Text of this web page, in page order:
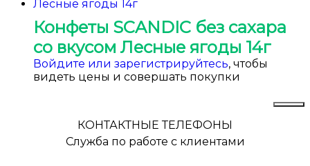
Конфеты SCANDIC без сахара
со вкусом Лесные ягоды 14г
Войдите или зарегистрируйтесь, чтобы
видеть цены и совершать покупки
КОНТАКТНЫЕ ТЕЛЕФОНЫ
Служба по работе с клиентами